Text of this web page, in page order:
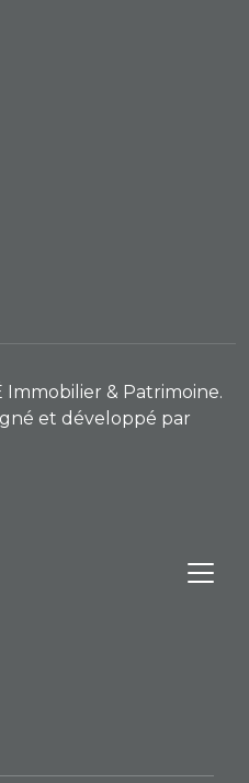
Immobilier & Patrimoine.
et développé par